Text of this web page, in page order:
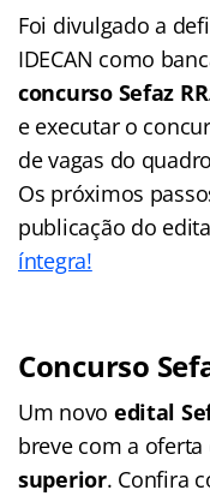
Foi divulgado a
IDECAN como
concurso Sefaz RR
e executar o
de vagas do
Os próximos
publicação do
íntegra!
Concurso
Um novo edital
breve com a
superior. Confira